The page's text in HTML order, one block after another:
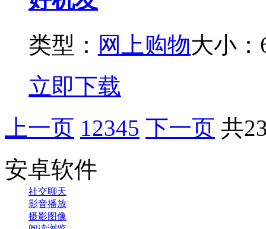
类型： 网上购物大小：
立即下载
上一页 12345 下一页 共
安卓软件
社交聊天
影音播放
摄影图像